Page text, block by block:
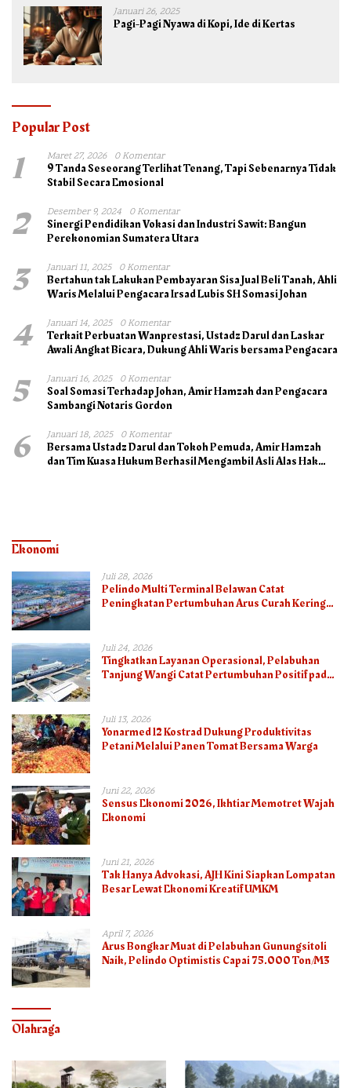
Januari 26, 2025
Pagi-Pagi Nyawa di Kopi, Ide di Kertas
Popular Post
1 Maret 27, 2026 0 Komentar
9 Tanda Seseorang Terlihat Tenang, Tapi Sebenarnya Tidak
Stabil Secara Emosional
2 Desember 9, 2024 0 Komentar
Sinergi Pendidikan Vokasi dan Industri Sawit: Bangun
Perekonomian Sumatera Utara
3 Januari 11, 2025 0 Komentar
Bertahun tak Lakukan Pembayaran Sisa Jual Beli Tanah, Ahli
Waris Melalui Pengacara Irsad Lubis SH Somasi Johan
4 Januari 14, 2025 0 Komentar
Terkait Perbuatan Wanprestasi, Ustadz Darul dan Laskar
Awali Angkat Bicara, Dukung Ahli Waris bersama Pengacara
5 Januari 16, 2025 0 Komentar
Soal Somasi Terhadap Johan, Amir Hamzah dan Pengacara
Sambangi Notaris Gordon
6 Januari 18, 2025 0 Komentar
Bersama Ustadz Darul dan Tokoh Pemuda, Amir Hamzah
dan Tim Kuasa Hukum Berhasil Mengambil Asli Alas Hak
Ekonomi
Juli 28, 2026
Pelindo Multi Terminal Belawan Catat
Peningkatan Pertumbuhan Arus Curah Kering
Juli 24, 2026
Tingkatkan Layanan Operasional, Pelabuhan
Tanjung Wangi Catat Pertumbuhan Positif pada
Juli 13, 2026
Yonarmed 12 Kostrad Dukung Produktivitas
Petani Melalui Panen Tomat Bersama Warga
Juni 22, 2026
Sensus Ekonomi 2026, Ikhtiar Memotret Wajah
Ekonomi
Juni 21, 2026
Tak Hanya Advokasi, AJH Kini Siapkan Lompatan
Besar Lewat Ekonomi Kreatif UMKM
April 7, 2026
Arus Bongkar Muat di Pelabuhan Gunungsitoli
Naik, Pelindo Optimistis Capai 75.000 Ton/M3
Olahraga